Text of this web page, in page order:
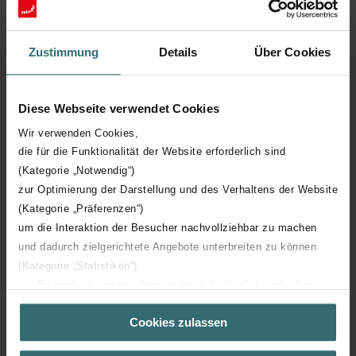
Zustimmung Details Über Cookies
Diese Webseite verwendet Cookies
Wir verwenden Cookies,
die für die Funktionalität der Website erforderlich sind
(Kategorie „Notwendig“)
zur Optimierung der Darstellung und des Verhaltens der Website
(Kategorie „Präferenzen“)
um die Interaktion der Besucher nachvollziehbar zu machen
und dadurch zielgerichtete Angebote unterbreiten zu können
(Kategorie „Statistiken“)
(Kategorie „Marketing“)
Über „Details zeigen“ bzw. die Datenschutzerklärung erhalten
Sie weitere Informationen. Durch die Auswahl der Kategorie
Cookies zulassen
Carboline